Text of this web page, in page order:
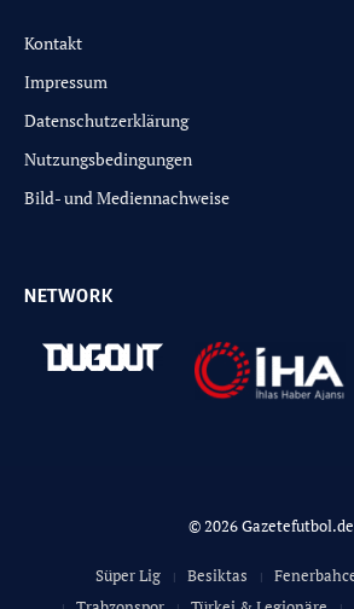
Kontakt
Impressum
Datenschutzerklärung
Nutzungsbedingungen
Bild- und Mediennachweise
NETWORK
© 2026 Gazetefutbol.de
Süper Lig Besiktas